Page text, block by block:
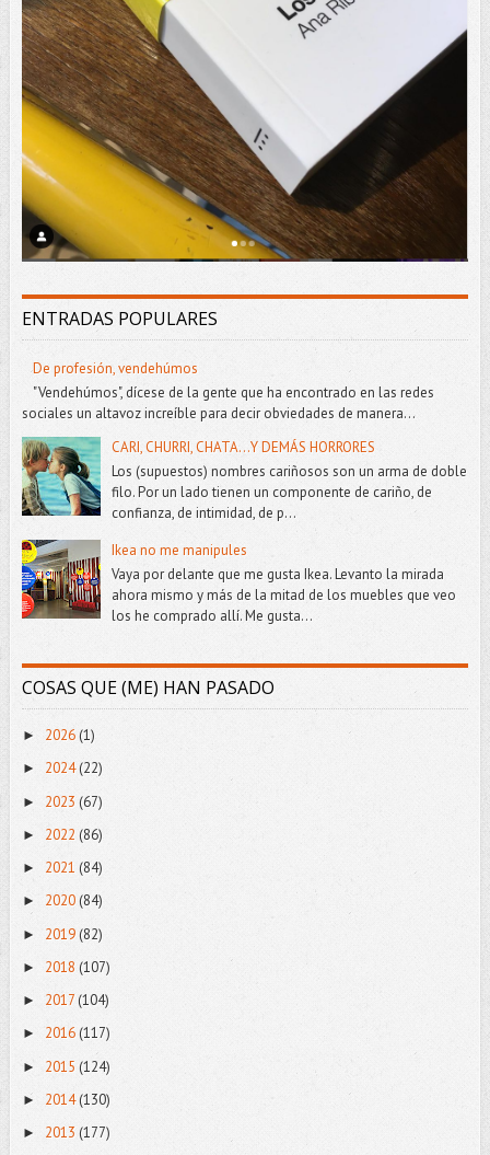
ENTRADAS POPULARES
De profesión, vendehúmos
"Vendehúmos", dícese de la gente que ha encontrado en las redes
sociales un altavoz increíble para decir obviedades de manera...
CARI, CHURRI, CHATA...Y DEMÁS HORRORES
Los (supuestos) nombres cariñosos son un arma de doble
filo. Por un lado tienen un componente de cariño, de
confianza, de intimidad, de p...
Ikea no me manipules
Vaya por delante que me gusta Ikea. Levanto la mirada
ahora mismo y más de la mitad de los muebles que veo
los he comprado allí. Me gusta...
COSAS QUE (ME) HAN PASADO
► 2026 (1)
► 2024(22)
► 2023 (67)
► 2022 (86)
► 2021 (84)
► 2020(84)
► 2019 (82)
► 2018 (107)
► 2017 (104)
► 2016 (117)
► 2015 (124)
► 2014(130)
► 2013 (177)